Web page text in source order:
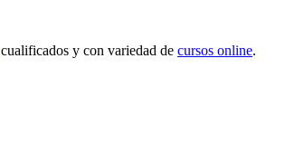
cualificados y con variedad de cursos online.